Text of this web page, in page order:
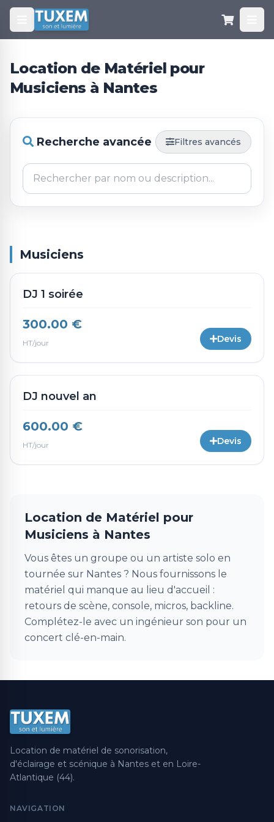
Location de Matériel pour
Musiciens à Nantes
Recherche avancée Filtres avancés
Musiciens
DJ 1 soirée
300.00 €
HT/jour Devis
DJ nouvel an
600.00 €
HT/jour Devis
Location de Matériel pour
Musiciens à Nantes
Vous êtes un groupe ou un artiste solo en
tournée sur Nantes ? Nous fournissons le
matériel qui manque au lieu d'accueil :
retours de scène, console, micros, backline.
Complétez-le avec un ingénieur son pour un
concert clé-en-main.
Location de matériel de sonorisation,
d'éclairage et scénique à Nantes et en Loire-
Atlantique (44).
NAVIGATION